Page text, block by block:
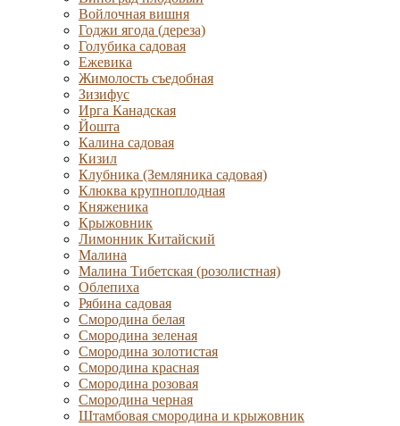
Войлочная вишня
Годжи ягода (дереза)
Голубика садовая
Ежевика
Жимолость съедобная
Зизифус
Ирга Канадская
Йошта
Калина садовая
Кизил
Клубника (Земляника садовая)
Клюква крупноплодная
Княженика
Крыжовник
Лимонник Китайский
Малина
Малина Тибетская (розолистная)
Облепиха
Рябина садовая
Смородина белая
Смородина зеленая
Смородина золотистая
Смородина красная
Смородина розовая
Смородина черная
Штамбовая смородина и крыжовник